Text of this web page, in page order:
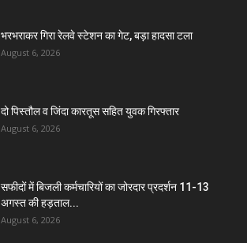
भरभराकर गिरा रेलवे स्टेशन का गेट, बड़ा हादसा टला
August 6, 2026
दो पिस्तौल व जिंदा कारतूस सहित युवक गिरफ्तार
August 6, 2026
सफीदों में बिजली कर्मचारियों का जोरदार प्रदर्शन 11-13
अगस्त की हड़ताल...
August 6, 2026